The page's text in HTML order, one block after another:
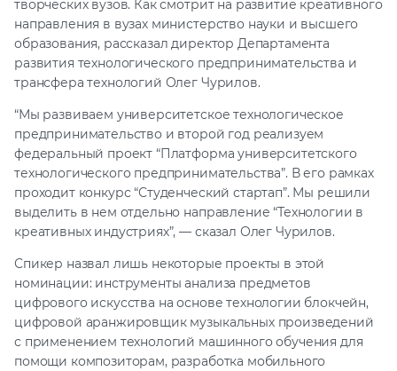
творческих вузов. Как смотрит на развитие креативного
направления в вузах министерство науки и высшего
образования, рассказал директор Департамента
развития технологического предпринимательства и
трансфера технологий Олег Чурилов.
“Мы развиваем университетское технологическое
предпринимательство и второй год реализуем
федеральный проект “Платформа университетского
технологического предпринимательства”. В его рамках
проходит конкурс “Студенческий стартап”. Мы решили
выделить в нем отдельно направление “Технологии в
креативных индустриях”, — сказал Олег Чурилов.
Спикер назвал лишь некоторые проекты в этой
номинации: инструменты анализа предметов
цифрового искусства на основе технологии блокчейн,
цифровой аранжировщик музыкальных произведений
с применением технологий машинного обучения для
помощи композиторам, разработка мобильного